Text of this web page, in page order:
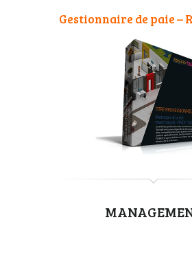
Gestionnaire de paie –